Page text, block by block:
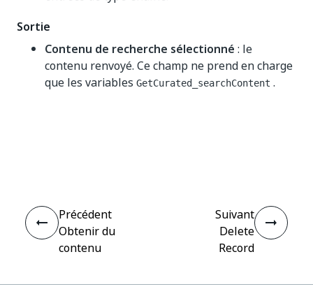
Sortie
Contenu de recherche sélectionné : le
contenu renvoyé. Ce champ ne prend en charge
que les variables GetCurated_searchContent .
Précédent
Obtenir du
contenu
Suivant
Delete
Record